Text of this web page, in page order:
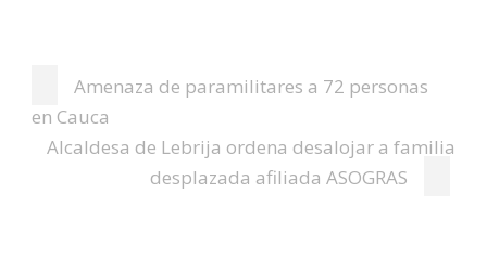
cuando amenazaron de
muerte a integrantes del
Capítulo Sucre. Jueves,
10 de Mayo de 2012…
Amenaza de paramilitares a 72 personas
en Cauca
Alcaldesa de Lebrija ordena desalojar a familia
desplazada afiliada ASOGRAS